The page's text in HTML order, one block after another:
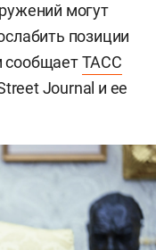
могут
позиции
сообщаетТАСС
Journal и ее